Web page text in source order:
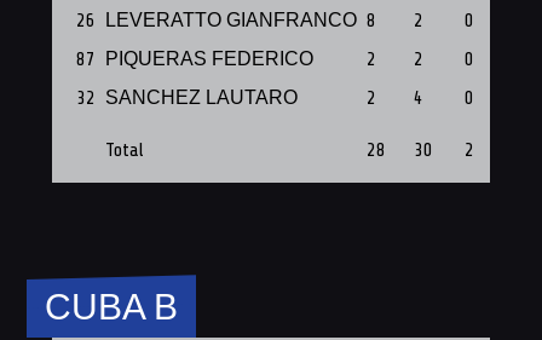
26
LEVERATTO GIANFRANCO 8 2 0
87
PIQUERAS FEDERICO 2 2 0
32
SANCHEZ LAUTARO 2 4 0
Total 28 30 2
CUBA B